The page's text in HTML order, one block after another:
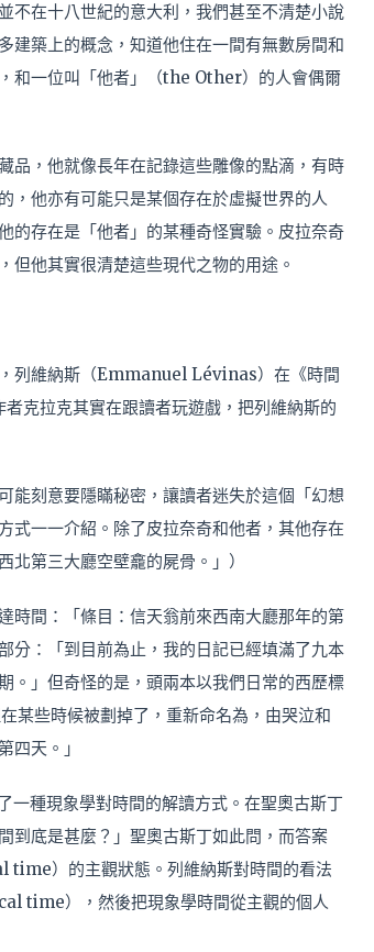
不在十八世紀的意大利，我們甚至不清楚小說
建築上的概念，知道他住在一間有無數房間和
和一位叫「他者」（the Other）的人會偶爾
品，他就像長年在記錄這些雕像的點滴，有時
，他亦有可能只是某個存在於虛擬世界的人
的存在是「他者」的某種奇怪實驗。皮拉奈奇
但他其實很清楚這些現代之物的用途。
列維納斯（Emmanuel Lévinas）在《時間
克拉克其實在跟讀者玩遊戲，把列維納斯的
能刻意要隱瞞秘密，讓讀者迷失於這個「幻想
式一一介紹。除了皮拉奈奇和他者，其他存在
第三大廳空壁龕的屍骨。」）
時間：「條目：信天翁前來西南大廳那年的第
分：「到目前為止，我的日記已經填滿了九本
。」但奇怪的是，頭兩本以我們日常的西歷標
某些時候被劃掉了，重新命名為，由哭泣和
四天。」
一種現象學對時間的解讀方式。在聖奧古斯丁
到底是甚麼？」 聖奧古斯丁如此問，而答案
time）的主觀狀態。列維納斯對時間的看法
time），然後把現象學時間從主觀的個人